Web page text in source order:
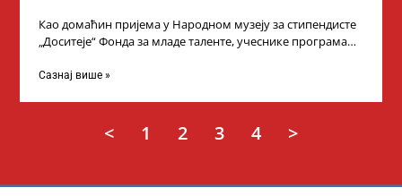
Као домаћин пријема у Народном музеју за стипендисте
„Доситеје“ Фонда за младе таленте, учеснике програма
Сазнај више »
< 1 2 3 4 >